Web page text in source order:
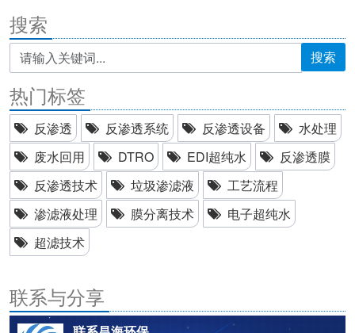
搜索
搜索
热门标签
反渗透 反渗透系统 反渗透设备
水处理
废水回用
DTRO EDI超纯水
反渗透膜
反渗透技术
垃圾渗滤液
工艺流程
渗滤液处理
膜分离技术
电子超纯水
超滤技术
联系与分享